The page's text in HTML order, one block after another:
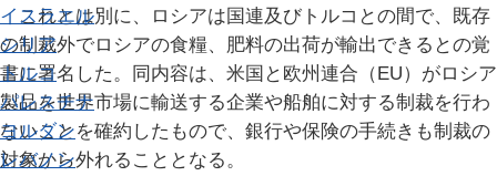
イスラエル
シリア
トルコ
パレスチナ
ヨルダン
レバノン
これとは別に、ロシアは国連及びトルコとの間で、既存
の制裁外でロシアの食糧、肥料の出荷が輸出できるとの覚
書に署名した。同内容は、米国と欧州連合（EU）がロシア
製品を世界市場に輸送する企業や船舶に対する制裁を行わ
ないことを確約したもので、銀行や保険の手続きも制裁の
対象から外れることとなる。